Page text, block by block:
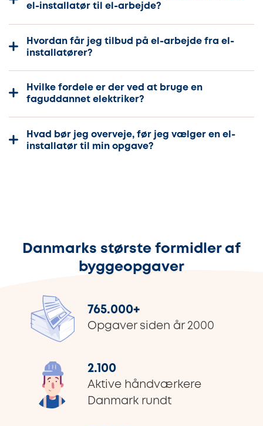
el-installatør til el-arbejde?
Hvordan får jeg tilbud på el-arbejde fra el-
installatører?
Hvilke fordele er der ved at bruge en
faguddannet elektriker?
Hvad bør jeg overveje, før jeg vælger en el-
installatør til min opgave?
Danmarks største formidler af
byggeopgaver
765.000+
Opgaver siden år 2000
2.100
Aktive håndværkere
Danmark rundt